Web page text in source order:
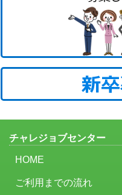
チャレジョブセンター
HOME
ご利用までの流れ